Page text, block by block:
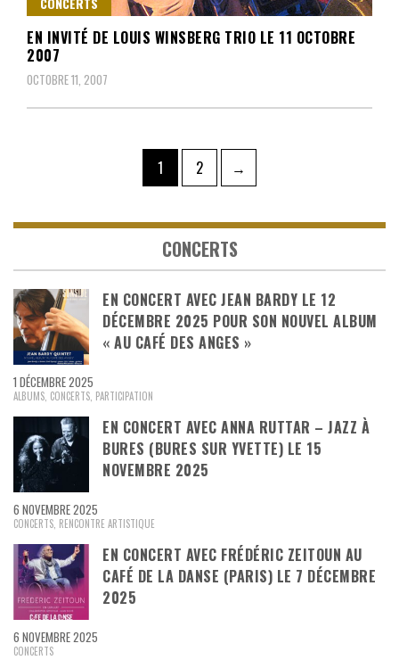
EN INVITÉ DE LOUIS WINSBERG TRIO LE 11 OCTOBRE
2007
OCTOBRE 11, 2007
publications
Page
1 Page
2 →
CONCERTS
EN CONCERT AVEC JEAN BARDY LE 12
DÉCEMBRE 2025 POUR SON NOUVEL ALBUM
« AU CAFÉ DES ANGES »
1 DÉCEMBRE 2025
ALBUMS, CONCERTS, PARTICIPATION
EN CONCERT AVEC ANNA RUTTAR – JAZZ À
BURES (BURES SUR YVETTE) LE 15
NOVEMBRE 2025
6 NOVEMBRE 2025
CONCERTS, RENCONTRE ARTISTIQUE
EN CONCERT AVEC FRÉDÉRIC ZEITOUN AU
CAFÉ DE LA DANSE (PARIS) LE 7 DÉCEMBRE
2025
6 NOVEMBRE 2025
CONCERTS